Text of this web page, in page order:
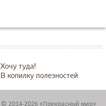
Хочу туда!
В копилку полезностей
© 2014-2026 «Прекрасный мир»